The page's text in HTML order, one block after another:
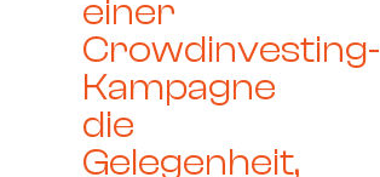
einer
Crowdinvesting-
Kampagne
die
Gelegenheit,